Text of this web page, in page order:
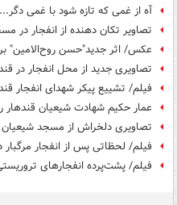
آه از غمی که تازه شود با غمی دگر...
تصاویر تکان دهنده از انفجار در
عکس/ اثر جدید"حسن روح‌الامین"
تصاویری جدید از محل انفجار در
فیلم/ تشییع پیکر شهدای انفجار
عمار حکیم شهادت شیعیان
تصاویری دلخراش از مسجد شیعیان
فیلم/ لحظاتی پس از انفجار
فیلم/ پشت‌پرده انفجارهای